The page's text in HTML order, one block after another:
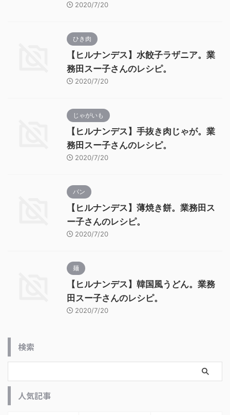
2020/7/20
ひき肉
【ヒルナンデス】水餃子ラザニア。業
務田スー子さんのレシピ。
2020/7/20
じゃがいも
【ヒルナンデス】手抜き肉じゃが。業
務田スー子さんのレシピ。
2020/7/20
パン
【ヒルナンデス】薄焼き餅。業務田ス
ー子さんのレシピ。
2020/7/20
麺
【ヒルナンデス】韓国風うどん。業務
田スー子さんのレシピ。
2020/7/20
検索
人気記事